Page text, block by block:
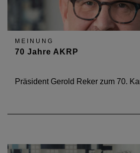
MEINUNG
70 Jahre AKRP
Präsident Gerold Reker zum 70.